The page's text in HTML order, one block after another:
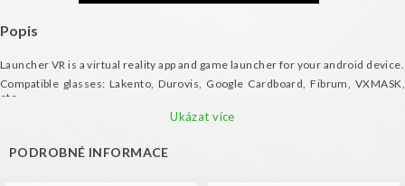
Popis
Launcher VR is a virtual reality app and game launcher for your android device.
Compatible glasses: Lakento, Durovis, Google Cardboard, Fibrum, VXMASK,
etc.
Ukázat více
PODROBNÉ INFORMACE